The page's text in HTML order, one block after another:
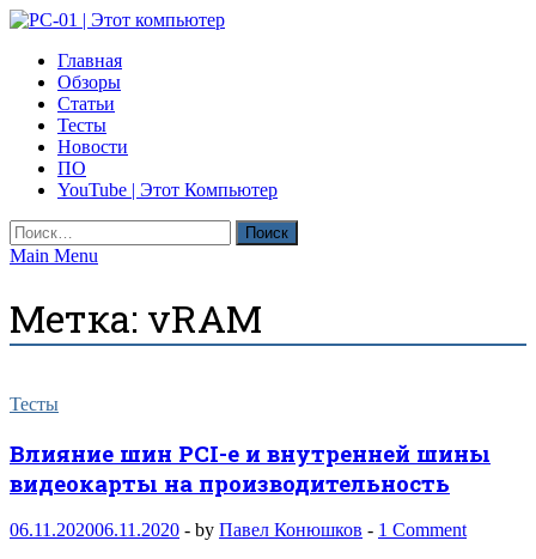
Skip
content
PC-01 | Этот компьютер
Компьютерные новости
Главная
Обзоры
Статьи
Тесты
Новости
ПО
YouTube | Этот Компьютер
Найти:
Main Menu
Метка: vRAM
Тесты
Влияние шин PCI-e и внутренней шины
видеокарты на производительность
06.11.202006.11.2020 - by Павел Конюшков - 1 Comment